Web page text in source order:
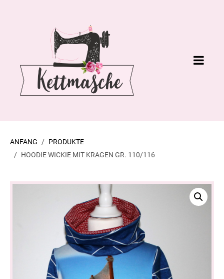
ANFANG
PRODUKTE
HOODIE WICKIE MIT KRAGEN GR. 110/116